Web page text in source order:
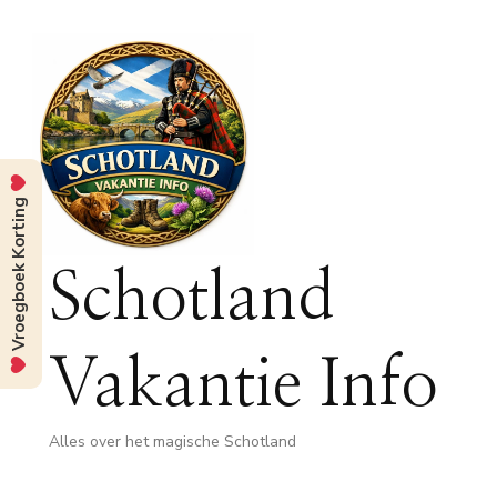
Schotland
Vakantie Info
Alles over het magische Schotland
Vroegboek Korting